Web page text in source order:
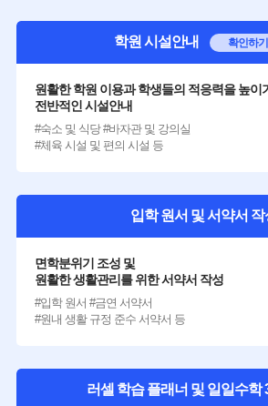
학원 시설안내 확인하기
원활한 학원 이용과 학생들의 적응력을 높이
전반적인 시설안내
#숙소 및 식당 #바자관 및 강의실
#체육 시설 및 편의 시설 등
입학 원서 및 서약서 작
면학분위기 조성 및
원활한 생활관리를 위한 서약서 작성
#입학 원서 #금연 서약서
#원내 생활 규정 준수 서약서 등
러셀 학습 플래너 및 일일수학